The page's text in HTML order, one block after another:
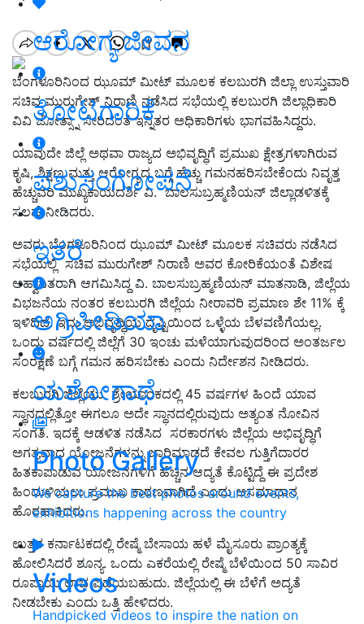
ಆರೋಗ್ಯ ಜೀವನ
ತೋಟಗಾರಿಕೆ
ಪಶುಸಂಗೋಪನೆ
ಇತರೆ
ಅಗ್ರಿಪೀಡಿಯಾ
ಯಶೋಗಾಥೆ
Photo Gallery
We capture the best photos around events,
exhibitions happening across the country
Videos
Handpicked videos to inspire the nation on
ಬೆಂಗಳೂರಿನಿಂದ ಝೂಮ್ ಮೀಟ್ ಮೂಲಕ ಕಲಬುರಗಿ ಜಿಲ್ಲಾ ಉಸ್ತುವಾರಿ
ಸಚಿವ ಮುರುಗೇಶ್ ನಿರಾಣಿ ನಡೆಸಿದ ಸಭೆಯಲ್ಲಿ ಕಲಬುರಗಿ ಜಿಲ್ಲಾಧಿಕಾರಿ
ವಿವಿ ಜೋತ್ಸ್ನಾ ಸೇರಿದಂತೆ ಇನ್ನಿತರ ಅಧಿಕಾರಿಗಳು ಭಾಗವಹಿಸಿದ್ದರು.
ಯಾವುದೇ ಜಿಲ್ಲೆ ಅಥವಾ ರಾಜ್ಯದ ಅಭಿವೃದ್ಧಿಗೆ ಪ್ರಮುಖ ಕ್ಷೇತ್ರಗಳಾಗಿರುವ
ಕೃಷಿ, ಶಿಕ್ಷಣ ಮತ್ತು ಆರೋಗ್ಯದ ಬಗ್ಗೆ ಹೆಚ್ಚು ಗಮನಹರಿಸಬೇಕೆಂದು ನಿವೃತ್ತ
ಹೆಚ್ಚುವರಿ ಮುಖ್ಯಕಾಯದರ್ಶಿ ವಿ. ಬಾಲಸುಬ್ರಹ್ಮಣಿಯನ್ ಜಿಲ್ಲಾಡಳಿತಕ್ಕೆ
ಸಲಹೆ ನೀಡಿದರು.
ಅವರು ಬೆಂಗಳೂರಿನಿಂದ ಝೂಮ್ ಮೀಟ್ ಮೂಲಕ ಸಚಿವರು ನಡೆಸಿದ
ಸಭೆಯಲ್ಲಿ ಸಚಿವ ಮುರುಗೇಶ್ ನಿರಾಣಿ ಅವರ ಕೋರಿಕೆಯಂತೆ ವಿಶೇಷ
ಆಹ್ವಾನಿತರಾಗಿ ಆಗಮಿಸಿದ್ದ ವಿ. ಬಾಲಸುಬ್ರಹ್ಮಣಿಯನ್ ಮಾತನಾಡಿ, ಜಿಲ್ಲೆಯ
ವಿಭಜನೆಯ ನಂತರ ಕಲಬುರಗಿ ಜಿಲ್ಲೆಯ ನೀರಾವರಿ ಪ್ರಮಾಣ ಶೇ 11% ಕ್ಕೆ
ಇಳಿದಿದೆ. ಇದು ಅಭಿವೃದ್ಧಿಯ ದೃಷ್ಟಿಯಿಂದ ಒಳ್ಳೆಯ ಬೆಳವಣಿಗೆಯಲ್ಲ.
ಒಂದು ವರ್ಷದಲ್ಲಿ ಜಿಲ್ಲೆಗೆ 30 ಇಂಚು ಮಳೆಯಾಗುವುದರಿಂದ ಅಂತರ್ಜಲ
ಸಂರಕ್ಷಣೆ ಬಗ್ಗೆ ಗಮನ ಹರಿಸಬೇಕು ಎಂದು ನಿರ್ದೇಶನ ನೀಡಿದರು.
ಕಲಬುರಗಿ ಜಿಲ್ಲೆಯು ಶ್ರೇಯಾಂಕದಲ್ಲಿ 45 ವರ್ಷಗಳ ಹಿಂದೆ ಯಾವ
ಸ್ಥಾನದಲ್ಲಿತ್ತೋ ಈಗಲೂ ಅದೇ ಸ್ಥಾನದಲ್ಲಿರುವುದು ಅತ್ಯಂತ ನೋವಿನ
ಸಂಗತಿ. ಇದಕ್ಕೆ ಆಡಳಿತ ನಡೆಸಿದ ಸರಕಾರಗಳು ಜಿಲ್ಲೆಯ ಅಭಿವೃದ್ಧಿಗೆ
ಅಗತ್ಯವಾದ ಯೋಜನೆಗಳನ್ನು ಜಾರಿಮಾಡದೆ ಕೇವಲ ಗುತ್ತಿಗೆದಾರರ
ಹಿತಕಾಪಾಡುವ ಯೋಜನೆಗಳಿಗೆ ಹೆಚ್ಚಿನ ಆದ್ಯತೆ ಕೊಟ್ಟಿದ್ದೆ ಈ ಪ್ರದೇಶ
ಹಿಂದುಳಿಯಲು ಪ್ರಮುಖ ಕಾರಣವಾಗಿದೆ ಎಂದು ಅಸಮಾಧಾನ
ಹೊರಹಾಕಿದರು.
ಉತ್ತರ ಕರ್ನಾಟಕದಲ್ಲಿ ರೇಷ್ಮೆ ಬೇಸಾಯ ಹಳೆ ಮೈಸೂರು ಪ್ರಾಂತ್ಯಕ್ಕೆ
ಹೋಲಿಸಿದರೆ ಶೂನ್ಯ. ಒಂದು ಎಕರೆಯಲ್ಲಿ ರೇಷ್ಮೆ ಬೆಳೆಯಿಂದ 50 ಸಾವಿರ
ರೂಪಾಯಿ ಲಾಭ ಪಡೆಯಬಹುದು. ಜಿಲ್ಲೆಯಲ್ಲಿ ಈ ಬೆಳೆಗೆ ಅದ್ಯತೆ
ನೀಡಬೇಕು ಎಂದು ಒತ್ತಿ ಹೇಳಿದರು.